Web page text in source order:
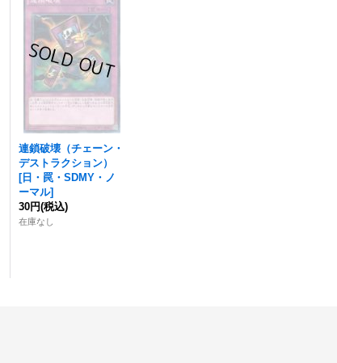
連鎖破壊（チェーン・
デストラクション）
[日・罠・SDMY・ノ
ーマル]
30円(税込)
在庫なし